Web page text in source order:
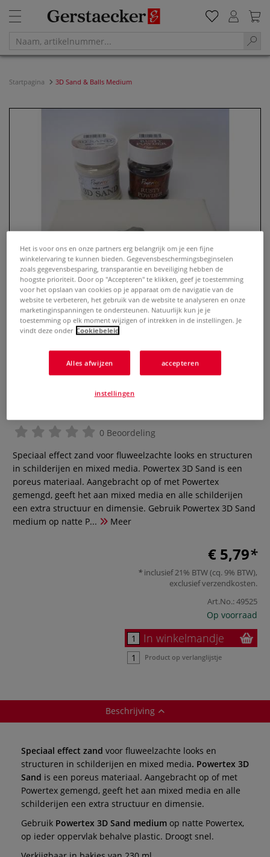
Startpagina 3D Sand & Balls Medium
0 Beoordeling
Speciaal effect zand voor fluweelzachte looks en structuren
in schilderijen en mixed media. Powertex 3D Sand is een
poreus materiaal. Aangebracht op of met Powertex
gemengd, geeft het aan mixed media en alle schilderijen
een extra structuur en dimensie. Gebruik Powertex 3D Sand
medium op natte P...
Meer
€ 5,79
inclusief 21% BTW (cq. 9% BTW),
exclusiefverzendkosten.
Art.No.:49525
Op voorraad
In winkelmandje
Product op verlanglijstje
Beschrijving
Speciaal effect zand voor fluweelzachte looks en
structuren in schilderijen en mixed media. Powertex 3D
Sand is een poreus materiaal. Aangebracht op of met
Powertex gemengd, geeft het aan mixed media en alle
schilderijen een extra structuur en dimensie.
Gebruik Powertex 3D Sand medium op natte Powertex,
op ieder oppervlak behalve plastic. Droogt snel.
Het is voor ons en onze partners erg belangrijk om je een fijne
winkelervaring te kunnen bieden. Gegevensbeschermingsbeginselen
zoals gegevensbesparing, transparantie en beveiliging hebben de
hoogste prioriteit. Door op "Accepteren" te klikken, geef je toestemming
voor het opslaan van cookies op je apparaat om de navigatie van de
website te verbeteren, het gebruik van de website te analyseren en onze
marketinginspanningen te ondersteunen. Natuurlijk kun je je
toestemming op elk moment wijzigen of intrekken in de instellingen. Je
vindt deze onder Cookiebeleid
Alles afwijzen accepteren
instellingen